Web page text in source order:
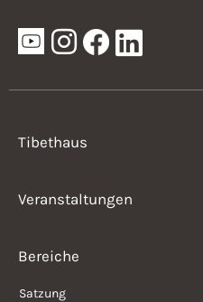
Tibethaus
Veranstaltungen
Bereiche
Satzung